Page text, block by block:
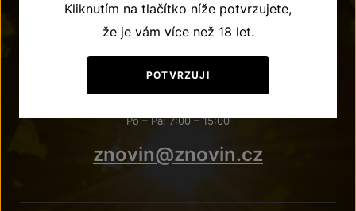
+420 515 266 620
Po – Pá: 7:00 – 15:00
znovin@znovin.cz
Kliknutím na tlačítko níže potvrzujete,
že je vám více než 18 let.
POTVRZUJI